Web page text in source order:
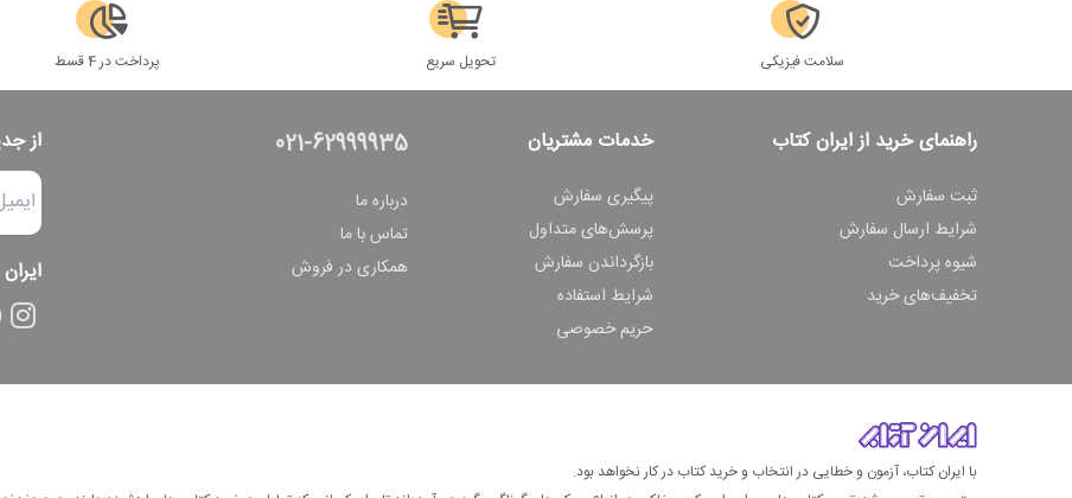
سلامت فیزیکی تحویل سریع پرداخت در 4 قسط
راهنمای خرید از ایران کتاب
ثبت سفارش
شرایط ارسال سفارش
شیوه پرداخت
تخفیف‌های خرید
خدمات مشتریان
پیگیری سفارش
پرسش‌های متداول
بازگرداندن سفارش
شرایط استفاده
حریم خصوصی
021-62999935
درباره ما
تماس با ما
همکاری در فروش
از
با ایران کتاب، آزمون و خطایی در انتخاب و خرید کتاب در کار نخواهد بود.